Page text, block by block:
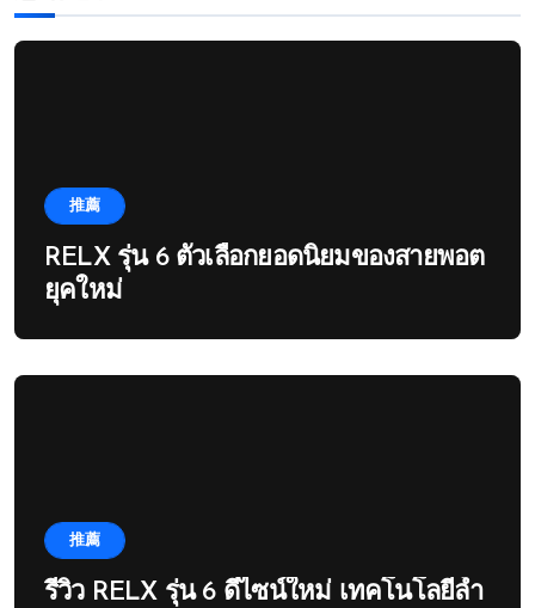
推薦
RELX รุ่น 6 ตัวเลือกยอดนิยมของสายพอต
ยุคใหม่
推薦
รีวิว RELX รุ่น 6 ดีไซน์ใหม่ เทคโนโลยีล้ำ